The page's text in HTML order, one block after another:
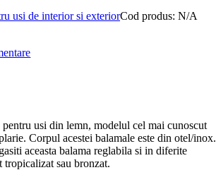
usi de interior si exteriorCod produs: N/A
pentru usi din lemn, modelul cel mai cunoscut
Corpul acestei balamale este din otel/inox.
gasiti aceasta balama reglabila si in diferite
sau bronzat.